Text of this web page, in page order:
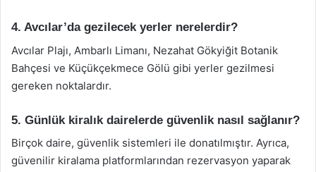
4. Avcılar’da gezilecek yerler nerelerdir?
Avcılar Plajı, Ambarlı Limanı, Nezahat Gökyiğit Botanik
Bahçesi ve Küçükçekmece Gölü gibi yerler gezilmesi
gereken noktalardır.
5. Günlük kiralık dairelerde güvenlik nasıl sağlanır?
Birçok daire, güvenlik sistemleri ile donatılmıştır. Ayrıca,
güvenilir kiralama platformlarından rezervasyon yaparak